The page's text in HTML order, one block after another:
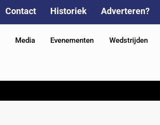
Contact Historiek Adverteren?
Media Evenementen Wedstrijden